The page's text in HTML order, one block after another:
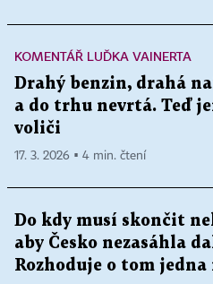
KOMENTÁŘ LUĎKA VAINERTA
Drahý benzin, drahá
a do trhu nevrtá. Teď
voliči
17. 3. 2026 ▪ 4 min. čtení
Do kdy musí skončit
aby Česko nezasáhla
Rozhoduje o tom jedna